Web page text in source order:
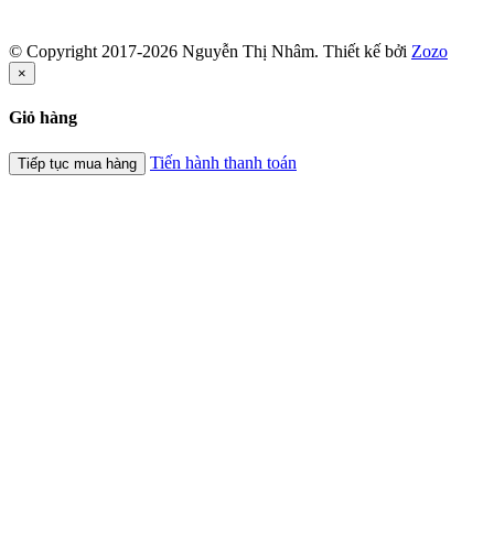
© Copyright 2017-2026 Nguyễn Thị Nhâm. Thiết kế bởi Zozo
×
Giỏ hàng
Tiếp tục mua hàng Tiến hành thanh toán